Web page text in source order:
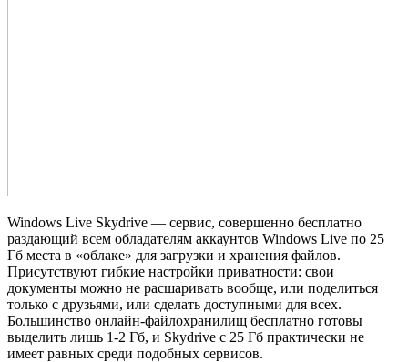
Windows Live Skydrive — сервис, совершенно бесплатно
раздающий всем обладателям аккаунтов Windows Live по 25
Гб места в «облаке» для загрузки и хранения файлов.
Присутствуют гибкие настройки приватности: свои
документы можно не расшаривать вообще, или поделиться
только с друзьями, или сделать доступными для всех.
Большинство онлайн‐файлохранилищ бесплатно готовы
выделить лишь 1‐2 Гб, и Skydrive с 25 Гб практически не
имеет равных среди подобных сервисов.